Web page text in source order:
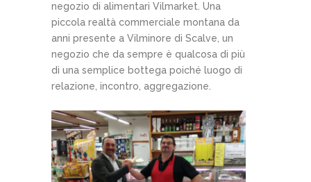
negozio di alimentari Vilmarket. Una
piccola realtà commerciale montana da
anni presente a Vilminore di Scalve, un
negozio che da sempre è qualcosa di più
di una semplice bottega poiché luogo di
relazione, incontro, aggregazione.